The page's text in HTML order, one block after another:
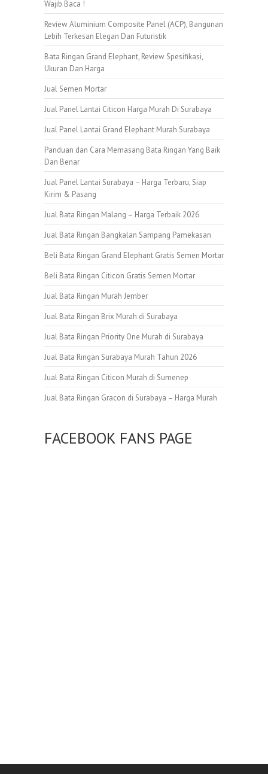
Wajib Baca !
Review Aluminium Composite Panel (ACP), Bangunan
Lebih Terkesan Elegan Dan Futuristik
Bata Ringan Grand Elephant, Review Spesifikasi,
Ukuran Dan Harga
Jual Semen Mortar
Jual Panel Lantai Citicon Harga Murah Di Surabaya
Jual Panel Lantai Grand Elephant Murah Surabaya
Panduan dan Cara Memasang Bata Ringan Yang Baik
Dan Benar
Jual Panel Lantai Surabaya – Harga Terbaru, Siap
Kirim & Pasang
Jual Bata Ringan Malang – Harga Terbaik 2026
Jual Bata Ringan Bangkalan Sampang Pamekasan
Beli Bata Ringan Grand Elephant Gratis Semen Mortar
Beli Bata Ringan Citicon Gratis Semen Mortar
Jual Bata Ringan Murah Jember
Jual Bata Ringan Brix Murah di Surabaya
Jual Bata Ringan Priority One Murah di Surabaya
Jual Bata Ringan Surabaya Murah Tahun 2026
Jual Bata Ringan Citicon Murah di Sumenep
Jual Bata Ringan Gracon di Surabaya – Harga Murah
FACEBOOK FANS PAGE